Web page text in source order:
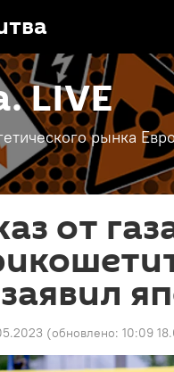
LIVE
рынка
от
заявил
(обновлено: 10:09